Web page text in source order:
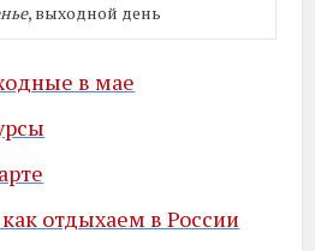
, выходной день
в мае
отдыхаем в России